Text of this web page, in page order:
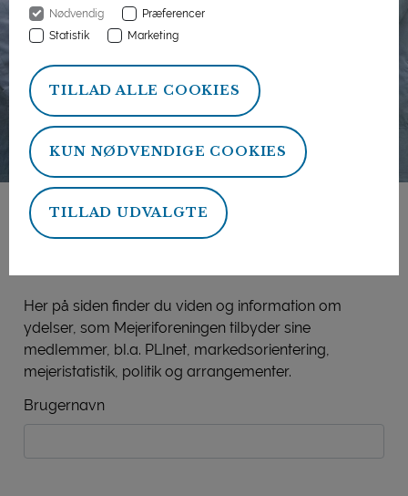
Nødvendig
Præferencer
Statistik
Marketing
TILLAD ALLE COOKIES
KUN NØDVENDIGE COOKIES
TILLAD UDVALGTE
Mejeriforeningens
Her på siden finder du viden og information om
ydelser, som Mejeriforeningen tilbyder sine
medlemmer, bl.a. PLInet, markedsorientering,
mejeristatistik, politik og arrangementer.
Brugernavn